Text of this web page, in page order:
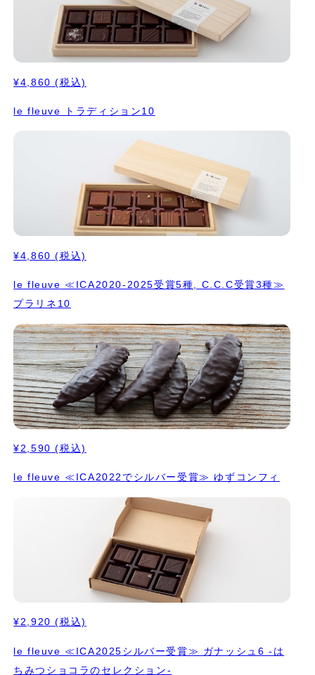
¥4,860 (税込)
le fleuve トラディション10
¥4,860 (税込)
le fleuve ≪ICA2020-2025受賞5種, C.C.C受賞3種≫
プラリネ10
¥2,590 (税込)
le fleuve ≪ICA2022でシルバー受賞≫ ゆずコンフィ
¥2,920 (税込)
le fleuve ≪ICA2025シルバー受賞≫ ガナッシュ6 -は
ちみつショコラのセレクション-